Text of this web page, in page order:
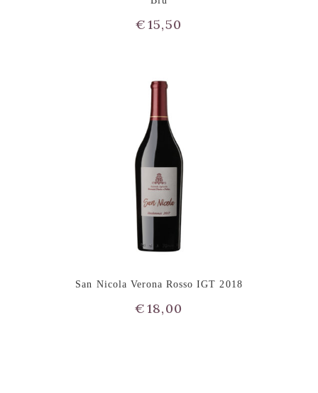
€15,50
San Nicola Verona Rosso IGT 2018
€18,00